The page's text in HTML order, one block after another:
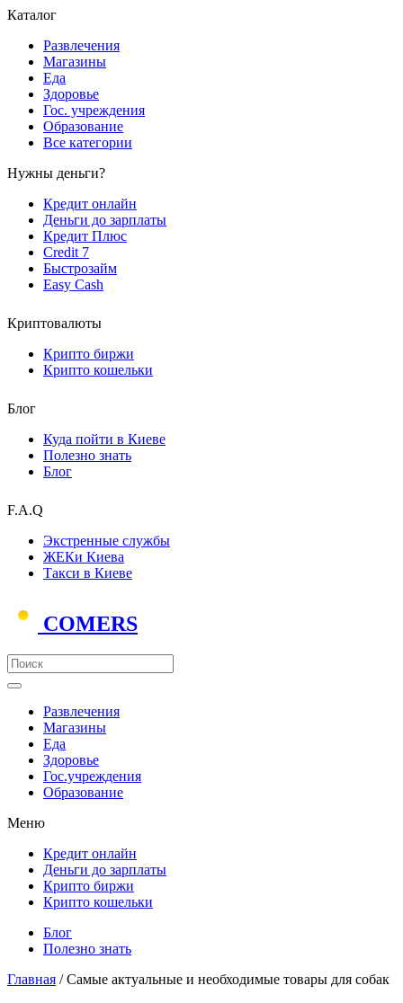
Каталог
Развлечения
Магазины
Еда
Здоровье
Гос. учреждения
Образование
Все категории
Нужны деньги?
Кредит онлайн
Деньги до зарплаты
Кредит Плюс
Credit 7
Быстрозайм
Easy Cash
Криптовалюты
Крипто биржи
Крипто кошельки
Блог
Куда пойти в Киеве
Полезно знать
Блог
F.A.Q
Экстренные службы
ЖЕКи Киева
Такси в Киеве
COMERS
Развлечения
Магазины
Еда
Здоровье
Гос.учреждения
Образование
Меню
Кредит онлайн
Деньги до зарплаты
Крипто биржи
Крипто кошельки
Блог
Полезно знать
Главная / Самые актуальные и необходимые товары для собак